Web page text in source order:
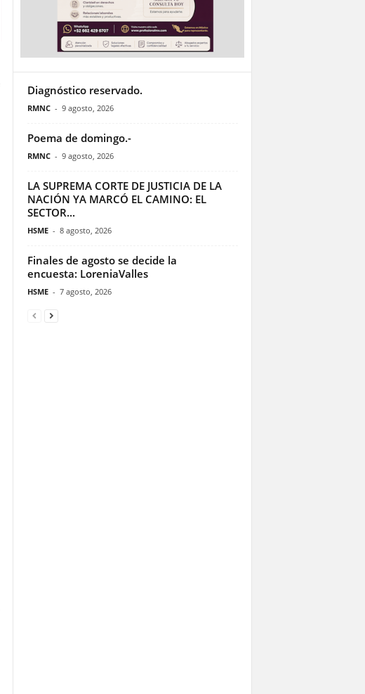
Diagnóstico reservado.
RMNC - 9 agosto, 2026
Poema de domingo.-
RMNC - 9 agosto, 2026
LA SUPREMA CORTE DE JUSTICIA DE LA
NACIÓN YA MARCÓ EL CAMINO: EL
SECTOR...
HSME - 8 agosto, 2026
Finales de agosto se decide la
encuesta: LoreniaValles
HSME - 7 agosto, 2026